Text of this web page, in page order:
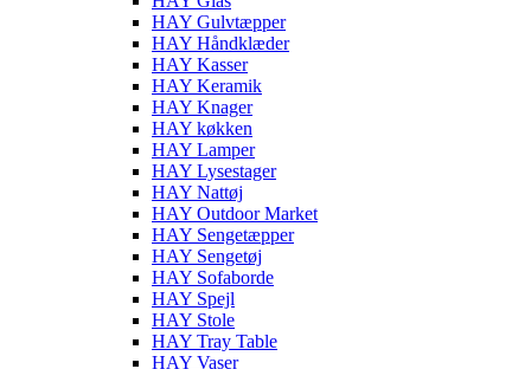
HAY Gulvtæpper
HAY Håndklæder
HAY Kasser
HAY Keramik
HAY Knager
HAY køkken
HAY Lamper
HAY Lysestager
HAY Nattøj
HAY Outdoor Market
HAY Sengetæpper
HAY Sengetøj
HAY Sofaborde
HAY Spejl
HAY Stole
HAY Tray Table
HAY Vaser